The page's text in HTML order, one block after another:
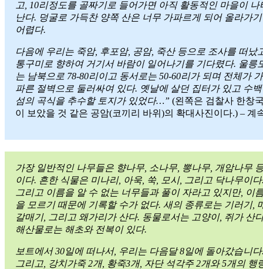
고, 10리정도를 골짜기로 들어가면 아직 활동적인 마을이 나
난다. 덩굴로 가득찬 양쪽 산은 너무 가파르게 되어 올라가기
어렵다.
다음에 우리는 죽암, 후포암, 공암, 죽산 등으로 조사를 떠났
통구미로 향하여 거기서 바람이 일어나기를 기다렸다. 울릉
는 남북으로 78-80리이고 동서로는 50-60리가 되며 전체가 가
파른 절벽으로 둘러싸여 있다. 옛날에 살던 집터가 있고 수백
섬의 곡식을 추수할 토지가 있었다…” (왼쪽은 검찰사 한창
이 보았을 것 같은 공암(코끼리 바위)의 확대사진이다.) – 계
가장 일반적인 나무들은 향나무, 소나무, 뽕나무, 개암나무
이다. 흔한 식물은 미나리, 아욱, 쑥, 모시, 그리고 닥나무이
그리고 이름을 알 수 없는 너무들과 풀이 자라고 있지만, 이
을 모르기 때문에 기록할 수가 없다. 새의 종류로는 기러기,
갈매기, 그리고 왜가리가 산다. 동물로서는 고양이, 쥐가 산
해산물로는 해초와 전복이 있다.
보트에서 30일에 떠나서, 우리는 다음달 8일에 돌아갔습니
그리고, 강치가죽 2개, 황죽3개, 자단 석각주 2개와 5개의 행